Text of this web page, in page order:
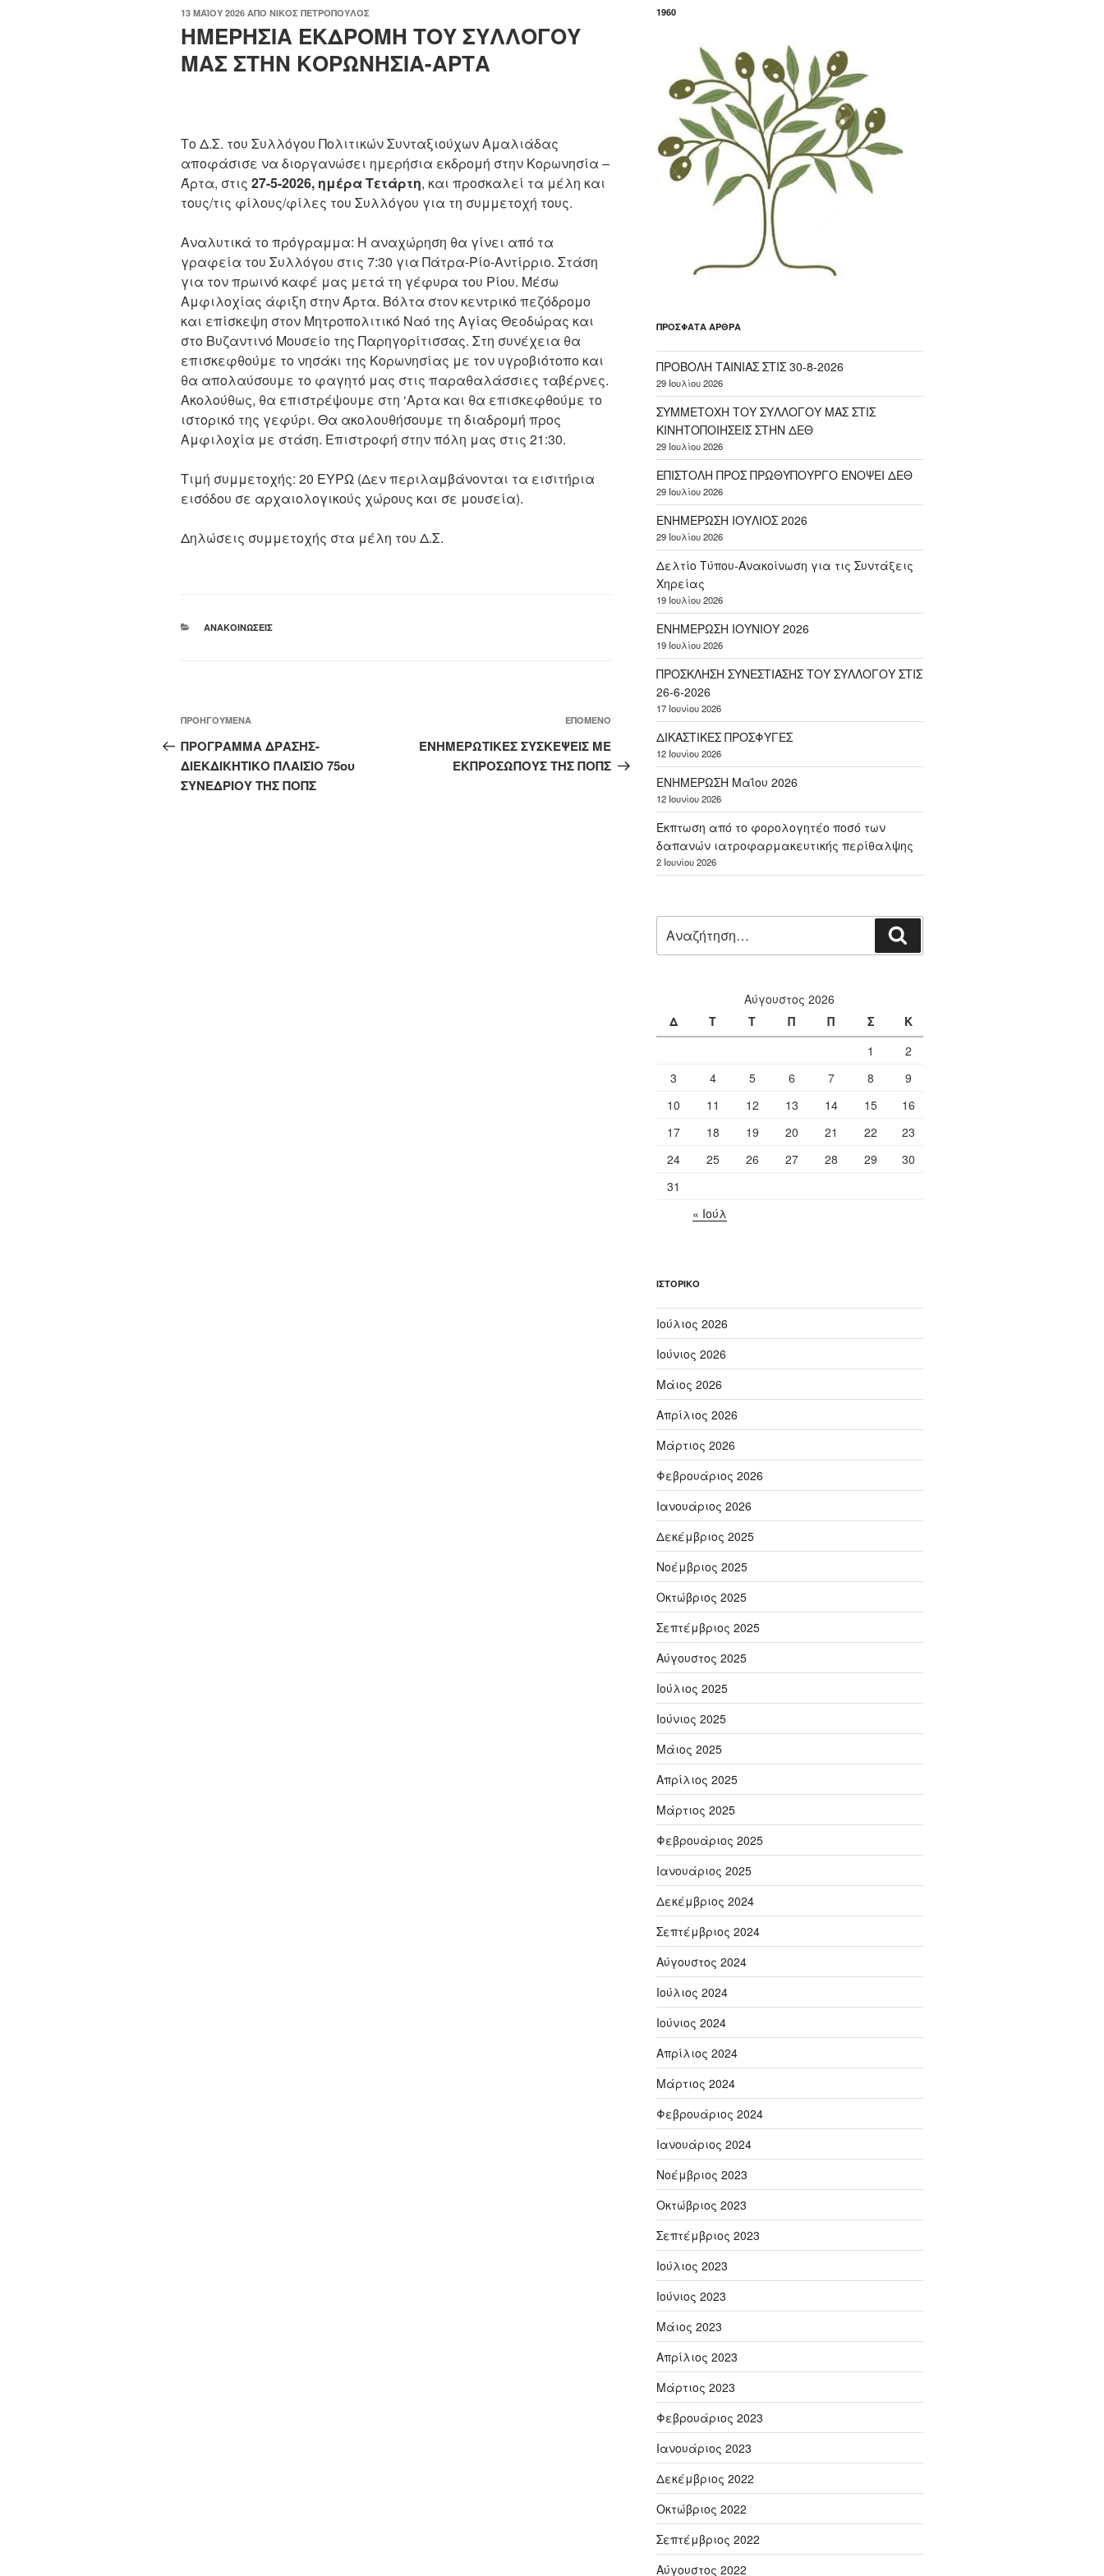
ΔΗΜΟΣΙΕΎΤΗΚΕ
13 ΜΑΪ́ΟΥ 2026 ΑΠΌ ΝΊΚΟΣ ΠΕΤΡΌΠΟΥΛΟΣ
ΗΜΕΡΗΣΙΑ ΕΚΔΡΟΜΗ ΤΟΥ ΣΥΛΛΟΓΟΥ
ΜΑΣ ΣΤΗΝ ΚΟΡΩΝΗΣΙΑ-ΑΡΤΑ
Το Δ.Σ. του Συλλόγου Πολιτικών Συνταξιούχων Αμαλιάδας
αποφάσισε να διοργανώσει ημερήσια εκδρομή στην Κορωνησία –
Άρτα, στις 27-5-2026, ημέρα Τετάρτη, και προσκαλεί τα μέλη και
τους/τις φίλους/φίλες του Συλλόγου για τη συμμετοχή τους.
Αναλυτικά το πρόγραμμα: Η αναχώρηση θα γίνει από τα
γραφεία του Συλλόγου στις 7:30 για Πάτρα-Ρίο-Αντίρριο. Στάση
για τον πρωινό καφέ μας μετά τη γέφυρα του Ρίου. Μέσω
Αμφιλοχίας άφιξη στην Άρτα. Βόλτα στον κεντρικό πεζόδρομο
και επίσκεψη στον Μητροπολιτικό Ναό της Αγίας Θεοδώρας και
στο Βυζαντινό Μουσείο της Παρηγορίτισσας. Στη συνέχεια θα
επισκεφθούμε το νησάκι της Κορωνησίας με τον υγροβιότοπο και
θα απολαύσουμε το φαγητό μας στις παραθαλάσσιες ταβέρνες.
Ακολούθως, θα επιστρέψουμε στη ‘Αρτα και θα επισκεφθούμε το
ιστορικό της γεφύρι. Θα ακολουθήσουμε τη διαδρομή προς
Αμφιλοχία με στάση. Επιστροφή στην πόλη μας στις 21:30.
Τιμή συμμετοχής: 20 ΕΥΡΩ (Δεν περιλαμβάνονται τα εισιτήρια
εισόδου σε αρχαιολογικούς χώρους και σε μουσεία).
Δηλώσεις συμμετοχής στα μέλη του Δ.Σ.
ΚΑΤΗΓΟΡΊΕΣ
ΑΝΑΚΟΙΝΏΣΕΙΣ
Πλοήγηση
άρθρων
Προηγούμενο
άρθρο
ΠΡΟΗΓΟΎΜΕΝΑ
ΠΡΟΓΡΑΜΜΑ ΔΡΑΣΗΣ-
ΔΙΕΚΔΙΚΗΤΙΚΟ ΠΛΑΙΣΙΟ 75ου
ΣΥΝΕΔΡΙΟΥ ΤΗΣ ΠΟΠΣ
Επόμενο
ΕΠΌΜΕΝΟ
ΕΝΗΜΕΡΩΤΙΚΕΣ ΣΥΣΚΕΨΕΙΣ ΜΕ
ΕΚΠΡΟΣΩΠΟΥΣ ΤΗΣ ΠΟΠΣ
1960
ΠΡΌΣΦΑΤΑ ΆΡΘΡΑ
ΠΡΟΒΟΛΗ ΤΑΙΝΙΑΣ ΣΤΙΣ 30-8-2026
29 Ιουλίου 2026
ΣΥΜΜΕΤΟΧΗ ΤΟΥ ΣΥΛΛΟΓΟΥ ΜΑΣ ΣΤΙΣ
ΚΙΝΗΤΟΠΟΙΗΣΕΙΣ ΣΤΗΝ ΔΕΘ
29 Ιουλίου 2026
ΕΠΙΣΤΟΛΗ ΠΡΟΣ ΠΡΩΘΥΠΟΥΡΓΟ ΕΝΟΨΕΙ ΔΕΘ
29 Ιουλίου 2026
ΕΝΗΜΕΡΩΣΗ ΙΟΥΛΙΟΣ 2026
29 Ιουλίου 2026
Δελτίο Τύπου-Ανακοίνωση για τις Συντάξεις
Χηρείας
19 Ιουλίου 2026
ΕΝΗΜΕΡΩΣΗ ΙΟΥΝΙΟΥ 2026
19 Ιουλίου 2026
ΠΡΟΣΚΛΗΣΗ ΣΥΝΕΣΤΙΑΣΗΣ ΤΟΥ ΣΥΛΛΟΓΟΥ ΣΤΙΣ
26-6-2026
17 Ιουνίου 2026
ΔΙΚΑΣΤΙΚΕΣ ΠΡΟΣΦΥΓΕΣ
12 Ιουνίου 2026
ΕΝΗΜΕΡΩΣΗ Μαΐου 2026
12 Ιουνίου 2026
Έκπτωση από το φορολογητέο ποσό των
δαπανών ιατροφαρμακευτικής περίθαλψης
2 Ιουνίου 2026
για:
Αύγουστος 2026
Δ
Τ Τ Π Π Σ
Κ
1
2
3
4 5 6 7 8
9
10
11 12 13 14 15
16
17
18 19 20 21 22
23
24
25 26 27 28 29
30
31
« Ιούλ
ΙΣΤΟΡΙΚΌ
Ιούλιος 2026
Ιούνιος 2026
Μάιος 2026
Απρίλιος 2026
Μάρτιος 2026
Φεβρουάριος 2026
Ιανουάριος 2026
Δεκέμβριος 2025
Νοέμβριος 2025
Οκτώβριος 2025
Σεπτέμβριος 2025
Αύγουστος 2025
Ιούλιος 2025
Ιούνιος 2025
Μάιος 2025
Απρίλιος 2025
Μάρτιος 2025
Φεβρουάριος 2025
Ιανουάριος 2025
Δεκέμβριος 2024
Σεπτέμβριος 2024
Αύγουστος 2024
Ιούλιος 2024
Ιούνιος 2024
Απρίλιος 2024
Μάρτιος 2024
Φεβρουάριος 2024
Ιανουάριος 2024
Νοέμβριος 2023
Οκτώβριος 2023
Σεπτέμβριος 2023
Ιούλιος 2023
Ιούνιος 2023
Μάιος 2023
Απρίλιος 2023
Μάρτιος 2023
Φεβρουάριος 2023
Ιανουάριος 2023
Δεκέμβριος 2022
Οκτώβριος 2022
Σεπτέμβριος 2022
Αύγουστος 2022